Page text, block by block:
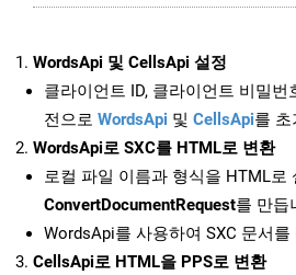
WordsApi 및 CellsApi 설정
클라이언트 ID, 클라이언트 비밀번
전으로 WordsApi 및 CellsApi를 초
WordsApi로 SXC를 HTML로 변환
로컬 파일 이름과 형식을 HTML로
ConvertDocumentRequest를 만듭
WordsApi를 사용하여 SXC 문서
CellsApi로 HTML을 PPS로 변환